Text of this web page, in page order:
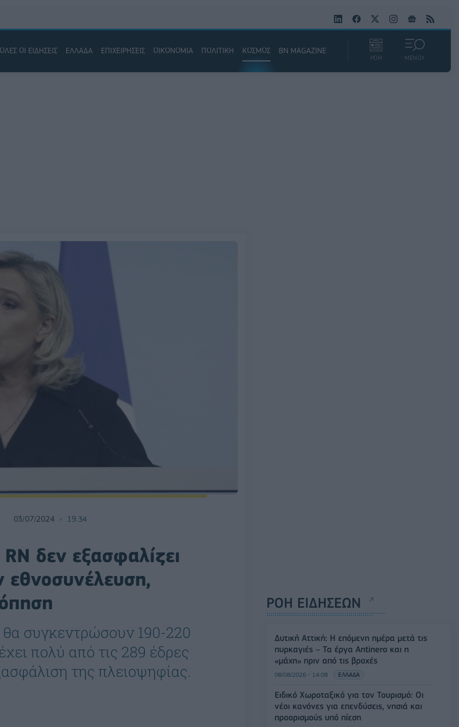
ΟΛΕΣ ΟΙ ΕΙΔΗΣΕΙΣ ΕΛΛΑΔΑ ΕΠΙΧΕΙΡΗΣΕΙΣ ΟΙΚΟΝΟΜΙΑ ΠΟΛΙΤΙΚΗ ΚΟΣΜΟΣ BN MAGAZINE
ΡΟΗ ΜΕΝΟΥ
03/07/2024 19:34
δεν εξασφαλίζει
εθνοσυνέλευση,
θα συγκεντρώσουν 190-220
πολύ από τις 289 έδρες
της πλειοψηφίας.
ΡΟΗ ΕΙΔΗΣΕΩΝ
Δυτική Αττική: Η επόμενη ημέρα μετά τις
πυρκαγιές – Τα έργα Antinero και η
«μάχη» πριν από τις βροχές
08/08/2026 - 14:08 ΕΛΛΑΔΑ
Ειδικό Χωροταξικό για τον Τουρισμό: Οι
νέοι κανόνες για επενδύσεις, νησιά και
προορισμούς υπό πίεση